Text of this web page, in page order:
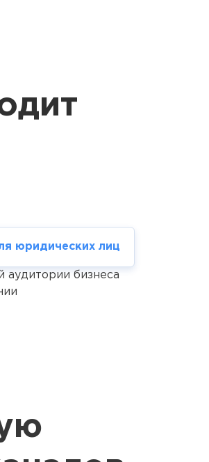
юридических лиц
аудитории бизнеса